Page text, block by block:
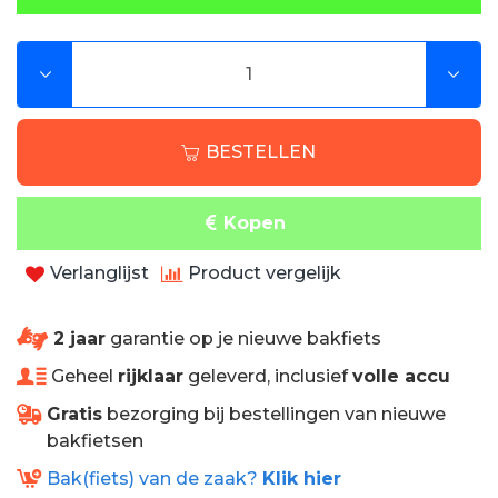
bike
Voorzien van MIPS-
Hersenbeschermingssysteem
In-mould polycarbonaat schaal met EPS liner
Hoog ventilerend vermogen, 17
Geschikt voor paardenstaarten
Handwasbare padding
Reflecterende sticker op achterzijde
BESTELLEN
Kopen
Verlanglijst Product vergelijk
2 jaar garantie op je nieuwe bakfiets
Geheel rijklaar geleverd, inclusiefvolle accu
Gratis bezorging bij bestellingen van nieuwe
bakfietsen
Bak(fiets) van de zaak? Klik hier